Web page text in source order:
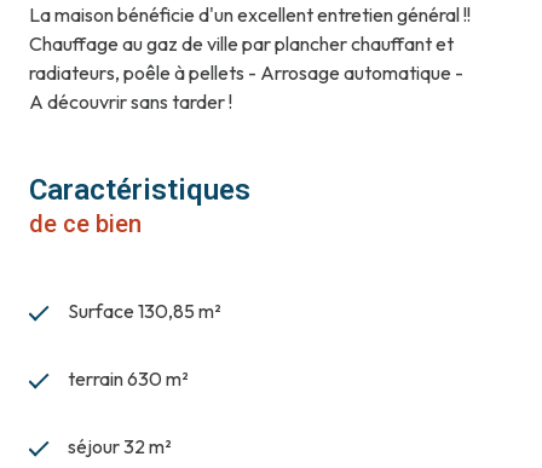
La maison bénéficie d'un excellent entretien général !!
Chauffage au gaz de ville par plancher chauffant et
radiateurs, poêle à pellets - Arrosage automatique -
A découvrir sans tarder !
Caractéristiques
de ce bien
Surface 130,85 m²
terrain 630 m²
séjour 32 m²